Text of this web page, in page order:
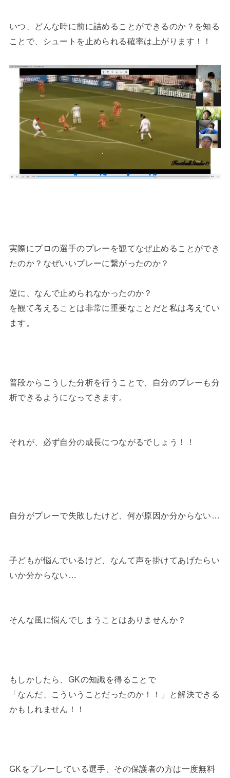
いつ、どんな時に前に詰めることができるのか？を知る
ことで、シュートを止められる確率は上がります！！
実際にプロの選手のプレーを観てなぜ止めることができ
たのか？なぜいいプレーに繋がったのか？
逆に、なんで止められなかったのか？
を観て考えることは非常に重要なことだと私は考えてい
ます。
普段からこうした分析を行うことで、自分のプレーも分
析できるようになってきます。
それが、必ず自分の成長につながるでしょう！！
自分がプレーで失敗したけど、何が原因か分からない…
子どもが悩んでいるけど、なんて声を掛けてあげたらい
いか分からない…
そんな風に悩んでしまうことはありませんか？
もしかしたら、GKの知識を得ることで
「なんだ、こういうことだったのか！！」と解決できる
かもしれません！！
GKをプレーしている選手、その保護者の方は一度無料